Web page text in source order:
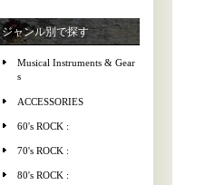
ジャンル別で探す
Musical Instruments & Gear
s
ACCESSORIES
60's ROCK :
70's ROCK :
80's ROCK :